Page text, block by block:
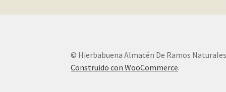
© Hierbabuena Almacén De Ramos
Construido con WooCommerce.